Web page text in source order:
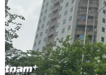
Giá vàng trong nước
SJC lên ngưỡng 143,3
lượng
06/08/2026 02:12